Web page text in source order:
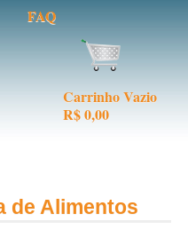
FAQ
Carrinho Vazio
R$ 0,00
de Alimentos